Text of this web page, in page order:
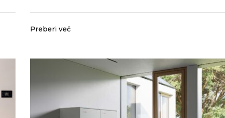
Preberi več